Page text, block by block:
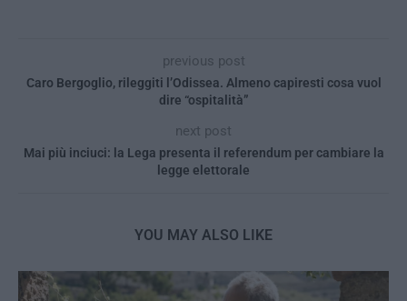
previous post
Caro Bergoglio, rileggiti l’Odissea. Almeno capiresti cosa vuol
dire “ospitalità”
next post
Mai più inciuci: la Lega presenta il referendum per cambiare la
legge elettorale
YOU MAY ALSO LIKE